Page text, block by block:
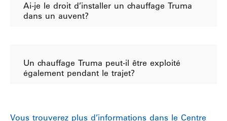
Ai-je le droit d’installer un chauffage Truma
dans un auvent?
Un chauffage Truma peut-il être exploité
également pendant le trajet?
Vous trouverez plus d’informations dans le Centre